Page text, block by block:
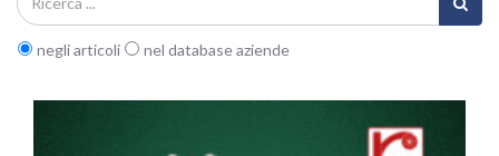
negli articoli nel database aziende